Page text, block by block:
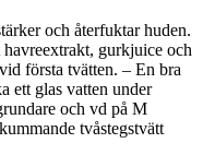
och återfuktar huden.
gurkjuice och
första tvätten. – En bra
ett glas vatten under
och vd på M
tvåstegstvätt